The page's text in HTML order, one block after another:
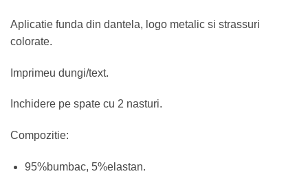
Aplicatie funda din dantela, logo metalic si strassuri
colorate.
Imprimeu dungi/text.
Inchidere pe spate cu 2 nasturi.
Compozitie:
95%bumbac, 5%elastan.